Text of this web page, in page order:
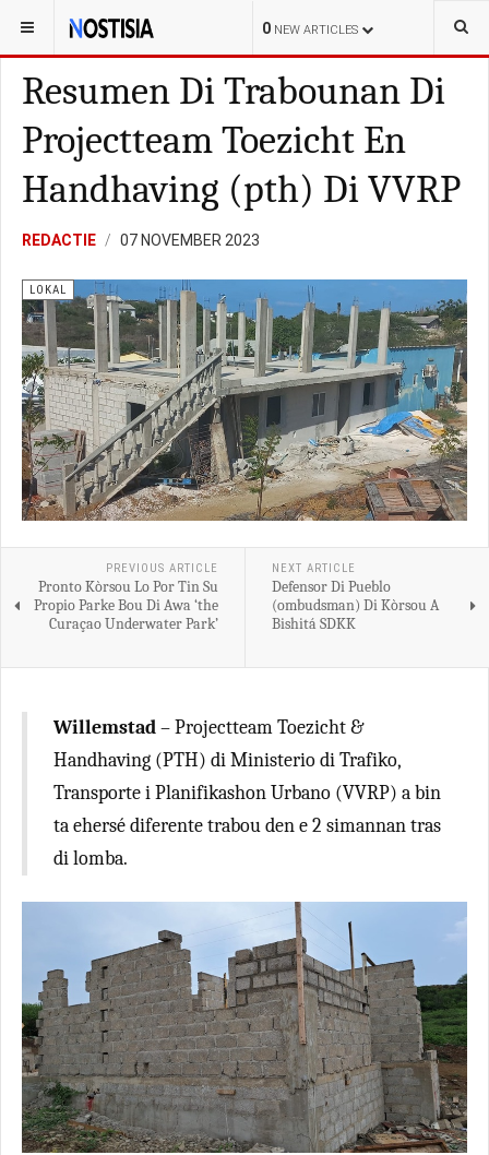
0 NEW ARTICLES
YOU ARE HERE: CURAÇAO LOKAL
Resumen Di Trabounan Di
Projectteam Toezicht En
Handhaving (pth) Di VVRP
REDACTIE 07 NOVEMBER 2023
LOKAL
PREVIOUS ARTICLE
Pronto Kòrsou Lo Por Tin Su
Propio Parke Bou Di Awa ‘the
Curaçao Underwater Park’
NEXT ARTICLE
Defensor Di Pueblo
(ombudsman) Di Kòrsou A
Bishitá SDKK
Willemstad– Projectteam Toezicht &
Handhaving (PTH) di Ministerio di Trafiko,
Transporte i Planifikashon Urbano (VVRP) a bin
ta ehersé diferente trabou den e 2 simannan tras
di lomba.